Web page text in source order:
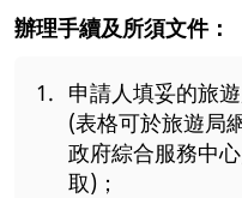
辦理手續及所須文件：
申請人填妥的旅
(表格可於旅遊局
政府綜合服務中
取)；